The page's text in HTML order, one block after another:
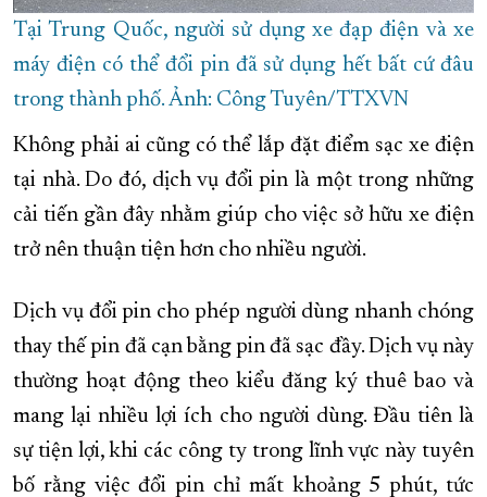
Tại Trung Quốc, người sử dụng xe đạp điện và xe
máy điện có thể đổi pin đã sử dụng hết bất cứ đâu
trong thành phố. Ảnh: Công Tuyên/TTXVN
Không phải ai cũng có thể lắp đặt điểm sạc xe điện
tại nhà. Do đó, dịch vụ đổi pin là một trong những
cải tiến gần đây nhằm giúp cho việc sở hữu xe điện
trở nên thuận tiện hơn cho nhiều người.
Dịch vụ đổi pin cho phép người dùng nhanh chóng
thay thế pin đã cạn bằng pin đã sạc đầy. Dịch vụ này
thường hoạt động theo kiểu đăng ký thuê bao và
mang lại nhiều lợi ích cho người dùng. Đầu tiên là
sự tiện lợi, khi các công ty trong lĩnh vực này tuyên
bố rằng việc đổi pin chỉ mất khoảng 5 phút, tức